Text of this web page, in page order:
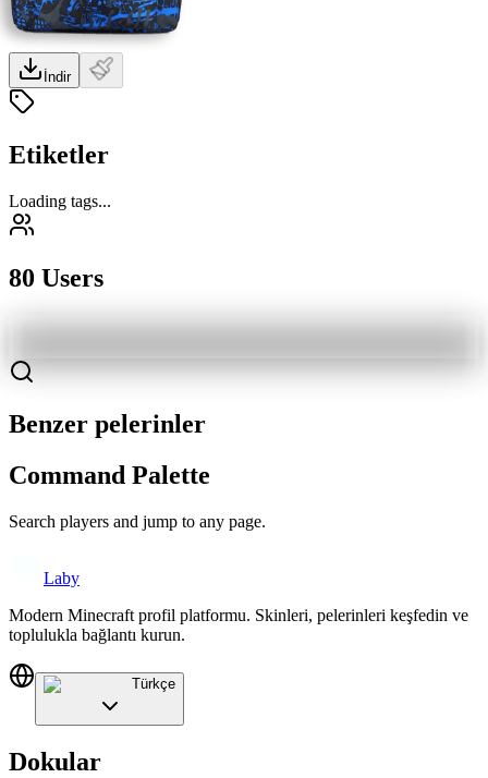
İndir
Etiketler
Loading tags...
80 Users
Benzer pelerinler
Command Palette
Search players and jump to any page.
Laby
Modern Minecraft profil platformu. Skinleri, pelerinleri keşfedin ve
toplulukla bağlantı kurun.
Türkçe
Dokular